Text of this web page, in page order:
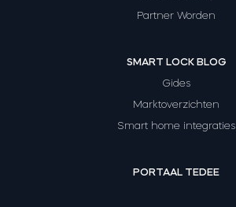
Partner Worden
SMART LOCK BLOG
Gides
Marktoverzichten
Smart home integraties
PORTAAL TEDEE